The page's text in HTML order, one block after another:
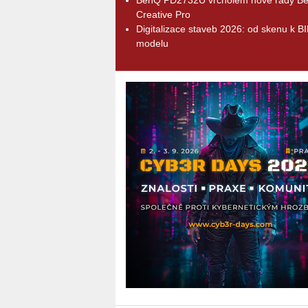
Creative Pro
Digitalizace staveb 2026: od skenu k
modelu